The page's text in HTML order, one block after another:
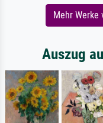
Mehr
Auszug